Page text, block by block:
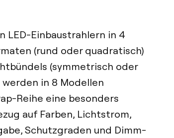
LED-Einbaustrahlern in 4
(rund oder quadratisch)
(symmetrisch oder
in 8 Modellen
Reihe eine besonders
auf Farben, Lichtstrom,
Schutzgraden und Dimm-